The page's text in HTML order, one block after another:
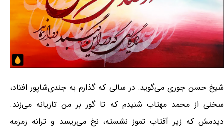
شیخ حسن جوری می‌گوید: در سالی که گذارم به جندی‌شاپور افتاد،
سخنی از محمد مهتاب شنیدم که تا گور بر من تازیانه می‌زند.
دیدمش که زیر آفتاب تموز نشسته، نخ می‌ریسد و ترانه‌ زمزمه